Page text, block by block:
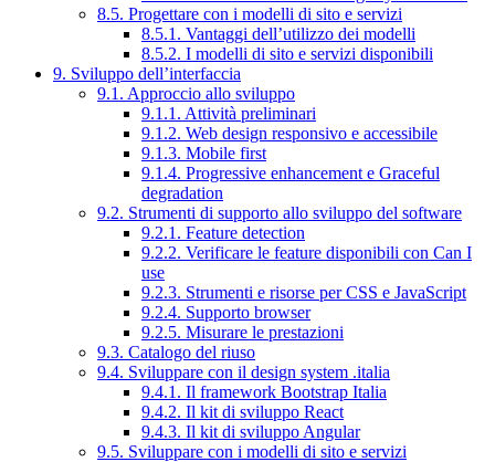
8.5. Progettare con i modelli di sito e servizi
8.5.1. Vantaggi dell’utilizzo dei modelli
8.5.2. I modelli di sito e servizi disponibili
9. Sviluppo dell’interfaccia
9.1. Approccio allo sviluppo
9.1.1. Attività preliminari
9.1.2. Web design responsivo e accessibile
9.1.3. Mobile first
9.1.4. Progressive enhancement e Graceful
degradation
9.2. Strumenti di supporto allo sviluppo del software
9.2.1. Feature detection
9.2.2. Verificare le feature disponibili con Can I
use
9.2.3. Strumenti e risorse per CSS e JavaScript
9.2.4. Supporto browser
9.2.5. Misurare le prestazioni
9.3. Catalogo del riuso
9.4. Sviluppare con il design system .italia
9.4.1. Il framework Bootstrap Italia
9.4.2. Il kit di sviluppo React
9.4.3. Il kit di sviluppo Angular
9.5. Sviluppare con i modelli di sito e servizi